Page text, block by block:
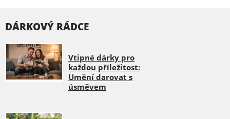
DÁRKOVÝ RÁDCE
Vtipné dárky pro
každou příležitost:
Umění darovat s
úsměvem